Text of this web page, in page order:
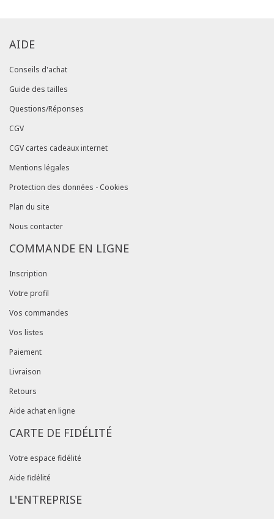
AIDE
Conseils d'achat
Guide des tailles
Questions/Réponses
CGV
CGV cartes cadeaux internet
Mentions légales
Protection des données - Cookies
Plan du site
Nous contacter
COMMANDE EN LIGNE
Inscription
Votre profil
Vos commandes
Vos listes
Paiement
Livraison
Retours
Aide achat en ligne
CARTE DE FIDÉLITÉ
Votre espace fidélité
Aide fidélité
L'ENTREPRISE